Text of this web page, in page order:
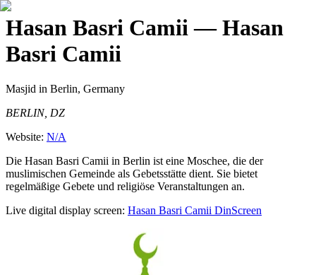
Hasan Basri Camii— Hasan
Basri Camii
Masjid in Berlin, Germany
BERLIN, DZ
Website: N/A
Die Hasan Basri Camii in Berlin ist eine Moschee, die der
muslimischen Gemeinde als Gebetsstätte dient. Sie bietet
regelmäßige Gebete und religiöse Veranstaltungen an.
Live digital display screen: Hasan Basri Camii DinScreen